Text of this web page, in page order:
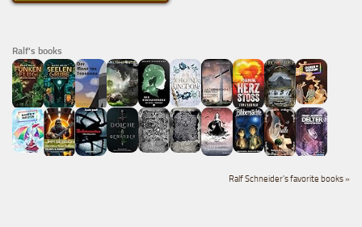
Ralf's books
Ralf Schneider's favorite books »